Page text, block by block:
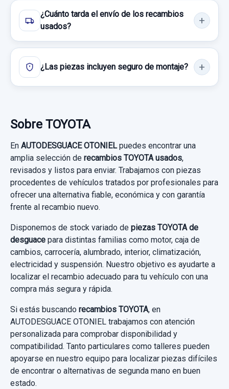
¿Cuánto tarda el envío de los recambios
usados?
¿Las piezas incluyen seguro de montaje?
Sobre TOYOTA
En AUTODESGUACE OTONIELpuedes encontrar una
amplia selección de recambios TOYOTA usados,
revisados y listos para enviar. Trabajamos con piezas
procedentes de vehículos tratados por profesionales para
ofrecer una alternativa fiable, económica y con garantía
frente al recambio nuevo.
Disponemos de stock variado de piezas TOYOTA de
desguace para distintas familias como motor, caja de
cambios, carrocería, alumbrado, interior, climatización,
electricidad y suspensión. Nuestro objetivo es ayudarte a
localizar el recambio adecuado para tu vehículo con una
compra más segura y rápida.
Si estás buscando recambios TOYOTA, en
AUTODESGUACE OTONIEL trabajamos con atención
personalizada para comprobar disponibilidad y
compatibilidad. Tanto particulares como talleres pueden
apoyarse en nuestro equipo para localizar piezas difíciles
de encontrar o alternativas de segunda mano en buen
estado.